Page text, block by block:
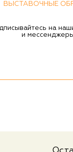
ВЫСТАВОЧНЫЕ
на
и